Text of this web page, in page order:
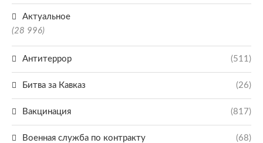
Актуальное
(28 996)
Антитеррор (511)
Битва за Кавказ (26)
Вакцинация (817)
Военная служба по контракту (68)